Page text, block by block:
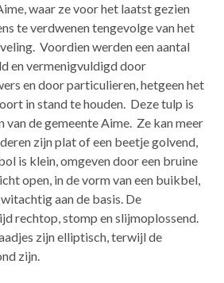
waar ze voor het laatst gezien
te verdwenen tengevolge van het
Voordien werden een aantal
en vermenigvuldigd door
en door particulieren, hetgeen het
in stand te houden. Deze tulp is
de gemeente Aime. Ze kan meer
zijn plat of een beetje golvend,
is klein, omgeven door een bruine
open, in de vorm van een buikbel,
aan de basis. De
rechtop, stomp en slijmoplossend.
zijn elliptisch, terwijl de
zijn.